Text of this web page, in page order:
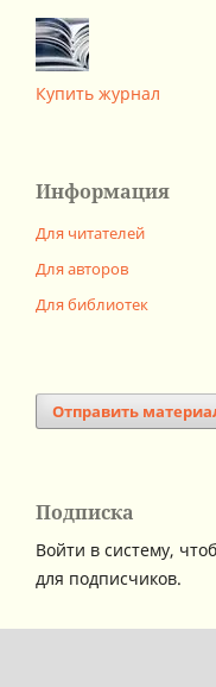
Купить журнал
Информация
Для читателей
Для авторов
Для библиотек
Отправить
Подписка
Войти в систему,
для подписчиков.